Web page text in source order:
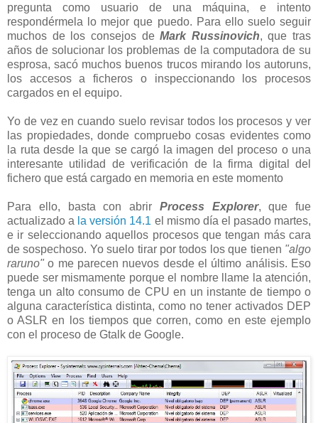
pregunta como usuario de una máquina, e intento
respondérmela lo mejor que puedo. Para ello suelo seguir
muchos de los consejos deMark Russinovich, que tras
años de solucionar los problemas de la computadora de su
esprosa, sacó muchos buenos trucos mirando los autoruns,
los accesos a ficheros o inspeccionando los procesos
cargados en el equipo.
Yo de vez en cuando suelo revisar todos los procesos y ver
las propiedades, donde compruebo cosas evidentes como
la ruta desde la que se cargó la imagen del proceso o una
interesante utilidad de verificación de la firma digital del
fichero que está cargado en memoria en este momento
Para ello, basta con abrir Process Explorer, que fue
actualizado a la versión 14.1 el mismo día el pasado martes,
e ir seleccionando aquellos procesos que tengan más cara
de sospechoso. Yo suelo tirar por todos los que tienen "algo
raruno" o me parecen nuevos desde el último análisis. Eso
puede ser mismamente porque el nombre llame la atención,
tenga un alto consumo de CPU en un instante de tiempo o
alguna característica distinta, como no tener activados DEP
o ASLR en los tiempos que corren, como en este ejemplo
con el proceso de Gtalk de Google.